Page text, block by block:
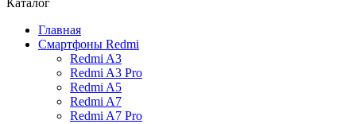
Каталог
Главная
Смартфоны Redmi
Redmi A3
Redmi A3 Pro
Redmi A5
Redmi A7
Redmi A7 Pro